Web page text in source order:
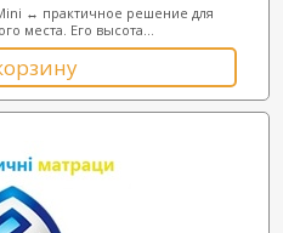
↔ практичное решение для
места. Его высота...